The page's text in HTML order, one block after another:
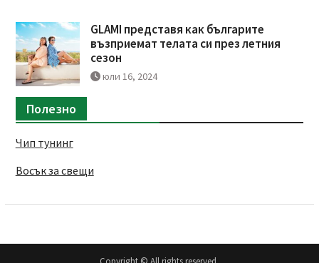
GLAMI представя как българите
възприемат телата си през летния
сезон
юли 16, 2024
Полезно
Чип тунинг
Восък за свещи